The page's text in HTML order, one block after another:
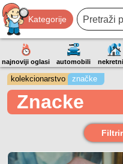
Kategorije
najnoviji oglasi automobili
kolekcionarstvo značke
Znacke